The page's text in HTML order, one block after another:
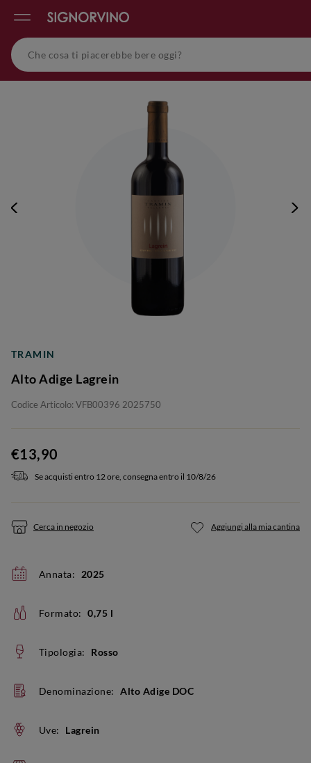
TRAMIN
Alto Adige Lagrein
Codice Articolo: VFB00396 2025750
€13,90
Se acquisti entro 12 ore, consegna entro il 10/8/26
Cerca in negozio Aggiungi alla mia cantina
Annata: 2025
Formato: 0,75 l
Tipologia: Rosso
Denominazione: Alto Adige DOC
Uve: Lagrein